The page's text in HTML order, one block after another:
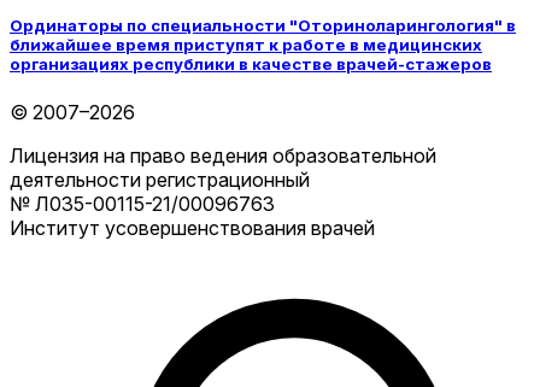
Ординаторы по специальности "Оториноларингология" в
ближайшее время приступят к работе в медицинских
организациях республики в качестве врачей-стажеров
© 2007–2026
Лицензия на право ведения образовательной
деятельности регистрационный
№ Л035-00115-21/00096763
Институт усовершенствования врачей